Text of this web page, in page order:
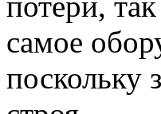
самое
поскольку